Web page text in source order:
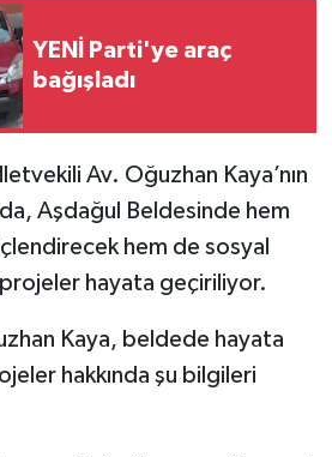
YENİ Parti'ye araç
bağışladı
Av. Oğuzhan Kaya’nın
Aşdağul Beldesinde hem
hem de sosyal
projeler hayata geçiriliyor.
Kaya, beldede hayata
hakkında şu bilgileri